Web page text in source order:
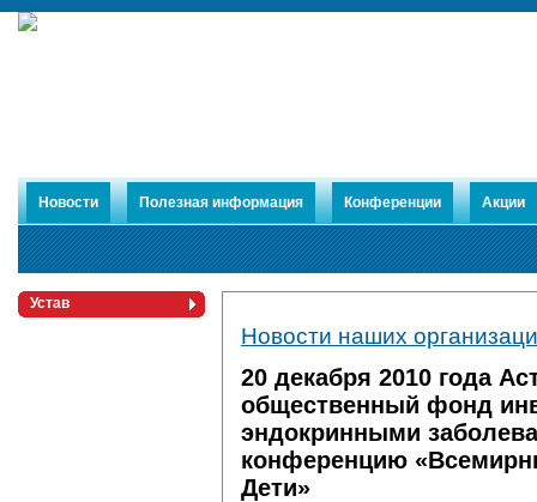
Новости Полезная информация Конференции Акции
Устав
Новости наших
20 декабря 2010 года
общественный фонд
эндокринными
конференцию
Дети»